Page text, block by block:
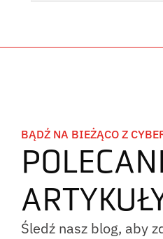
BĄDŹ NA BIEŻĄCO Z
Śledź nasz blog, aby